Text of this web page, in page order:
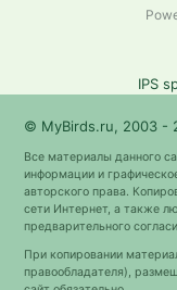
IPS
© MyBirds.ru, 2003 -
Все материалы данного
информации и
авторского права.
сети Интернет, а также
предварительного
При копировании
правообладателя),